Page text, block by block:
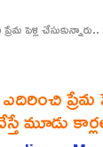
పెళ్లి
ప్రేమ
మూడు